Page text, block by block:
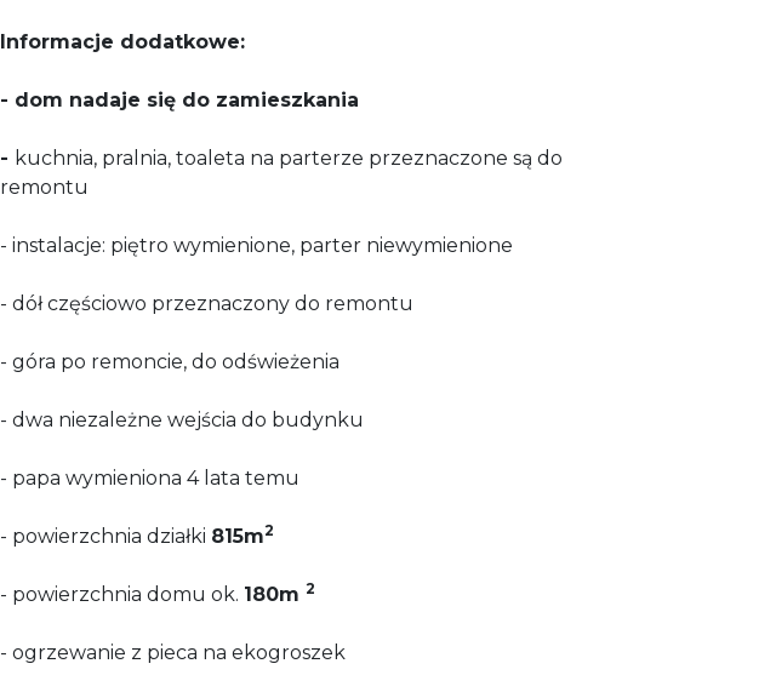
Informacje dodatkowe:
- dom nadaje się do zamieszkania
- kuchnia, pralnia, toaleta na parterze przeznaczone są do
remontu
- instalacje: piętro wymienione, parter niewymienione
- dół częściowo przeznaczony do remontu
- góra po remoncie, do odświeżenia
- dwa niezależne wejścia do budynku
- papa wymieniona 4 lata temu
- powierzchnia działki 815m2
- powierzchnia domu ok. 180m 2
- ogrzewanie z pieca na ekogroszek